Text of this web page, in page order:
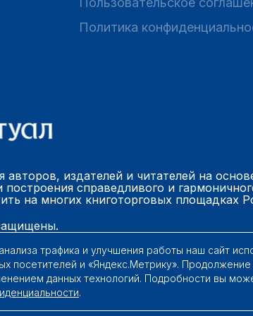
Политика
издателей и читателей на
построения справедливого и
на многих книготорговых площадках
трафика и улучшения работы наш сайт
посетителей и «Яндекс.Метрику».
данных технологий. Подробности вы
.